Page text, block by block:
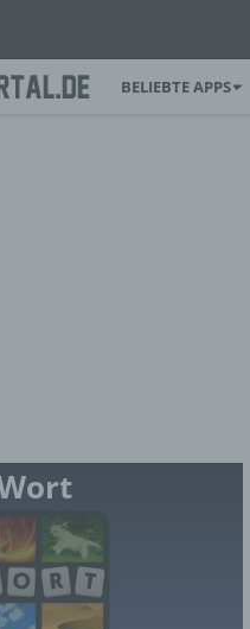
BELIEBTE APPS